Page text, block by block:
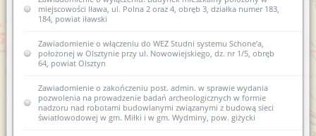
lądowego w wojewódzkiej ewidencji zabytków I AZP 26-68/1
Babięta
Zawiadomienie o włączeniu do wojewódzkiej ewidencji
zabytków nowej karty ewidencyjnej zabytku archeologicznego
lądowego w wojewódzkiej ewidencji zabytków I AZP 13-62/1
Wiewiórki
Zawiadomienie o zamiarze włączenia karty ewidencyjnej
zabytków archeologicznych lądowych do wojewódzkiej
ewidencji zabytków 3 AZP 13-61/10 Piasty Wielkie
miejscowości Iława, ul. Polna 2 oraz 4, obręb 3, działka numer 183,
184, powiat iławski
Zawiadomienie o włączeniu do WEZ Studni systemu Schone’a,
położonej w Olsztynie przy ul. Nowowiejskiego, dz. nr 1/5, obręb
64, powiat Olsztyn
Zawiadomienie o zakończeniu post. admin. w sprawie wydania
pozwolenia na prowadzenie badań archeologicznych w formie
nadzoru nad robotami budowlanymi związanymi z budową sieci
światłowodowej w gm. Miłki i w gm. Wydminy, pow. giżycki